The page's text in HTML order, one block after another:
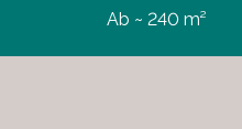
Ab ~ 240 m²